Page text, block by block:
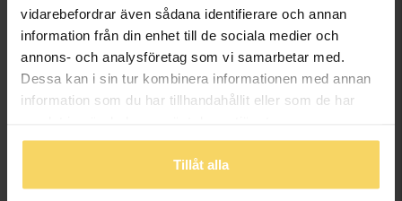
vidarebefordrar även sådana identifierare och annan
information från din enhet till de sociala medier och
annons- och analysföretag som vi samarbetar med.
Dessa kan i sin tur kombinera informationen med annan
information som du har tillhandahållit eller som de har
Tillåt alla
Hängsmycke i 18K guld
Hängsmycke i 18K guld